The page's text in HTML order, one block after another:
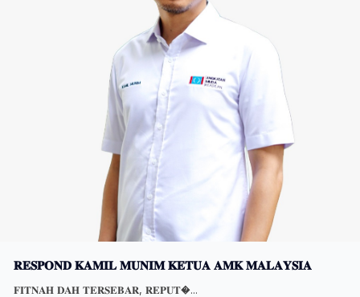
𝐑𝐄𝐒𝐏𝐎𝐍𝐃 𝐊𝐀𝐌𝐈𝐋 𝐌𝐔𝐍𝐈𝐌 𝐊𝐄𝐓𝐔𝐀 𝐀𝐌𝐊 𝐌𝐀𝐋𝐀𝐘𝐒𝐈𝐀
𝐅𝐈𝐓𝐍𝐀𝐇 𝐃𝐀𝐇 𝐓𝐄𝐑𝐒𝐄𝐁𝐀𝐑, 𝐑𝐄𝐏𝐔𝐓�...